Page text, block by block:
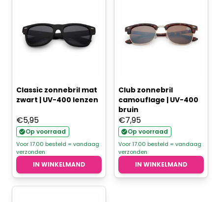
Classic zonnebril mat
zwart | UV-400 lenzen
€5,95
Op voorraad
Voor 17.00 besteld = vandaag
verzonden
IN WINKELMAND
Club zonnebril
camouflage | UV-400
bruin
€7,95
Op voorraad
Voor 17.00 besteld = vandaag
verzonden
IN WINKELMAND